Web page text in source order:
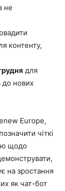
не
контенту,
для
до нових
Europe,
чіткі
щодо
на зростання
як чат-бот